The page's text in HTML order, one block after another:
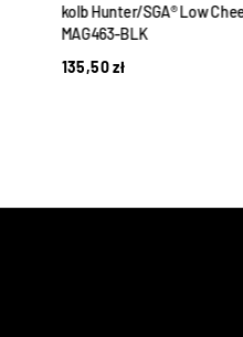
kolb Hunter/SGA® Low
MAG463-BLK
135,50zł